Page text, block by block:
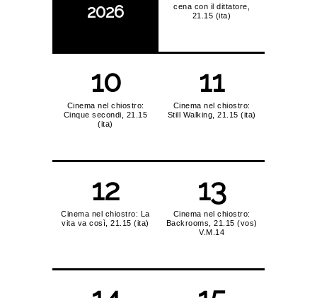
2026
cena con il dittatore,
21.15 (ita)
10
Cinema nel chiostro:
Cinque secondi, 21.15
(ita)
11
Cinema nel chiostro:
Still Walking, 21.15 (ita)
12
Cinema nel chiostro: La
vita va così, 21.15 (ita)
13
Cinema nel chiostro:
Backrooms, 21.15 (vos)
V.M.14